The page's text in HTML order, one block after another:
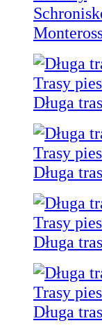
Długa
Długa
Długa
Długa